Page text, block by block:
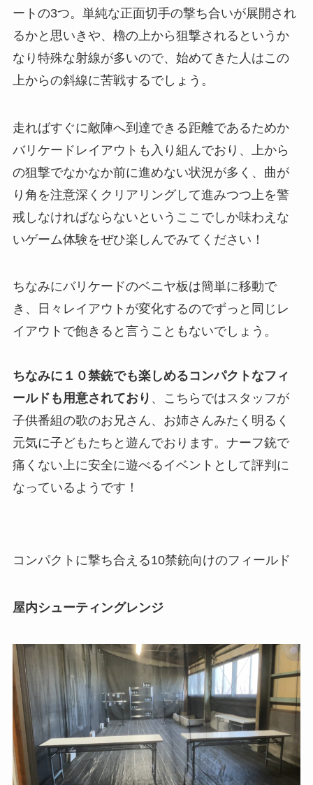
ートの3つ。単純な正面切手の撃ち合いが展開され
るかと思いきや、櫓の上から狙撃されるというか
なり特殊な射線が多いので、始めてきた人はこの
上からの斜線に苦戦するでしょう。
走ればすぐに敵陣へ到達できる距離であるためか
バリケードレイアウトも入り組んでおり、上から
の狙撃でなかなか前に進めない状況が多く、曲が
り角を注意深くクリアリングして進みつつ上を警
戒しなければならないというここでしか味わえな
いゲーム体験をぜひ楽しんでみてください！
ちなみにバリケードのベニヤ板は簡単に移動で
き、日々レイアウトが変化するのでずっと同じレ
イアウトで飽きると言うこともないでしょう。
ちなみに１０禁銃でも楽しめるコンパクトなフィ
ールドも用意されており 、こちらではスタッフが
子供番組の歌のお兄さん、お姉さんみたく明るく
元気に子どもたちと遊んでおります。ナーフ銃で
痛くない上に安全に遊べるイベントとして評判に
なっているようです！
コンパクトに撃ち合える10禁銃向けのフィールド
屋内シューティングレンジ